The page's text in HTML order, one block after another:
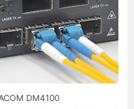
DM4100